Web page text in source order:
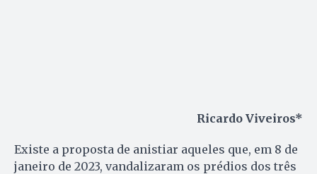
Ricardo Viveiros*
Existe a proposta de anistiar aqueles que, em 8 de
janeiro de 2023, vandalizaram os prédios dos três